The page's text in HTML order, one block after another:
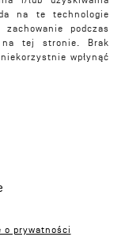
na te technologie
podczas
na tej stronie. Brak
wpłynąć
o prywatności